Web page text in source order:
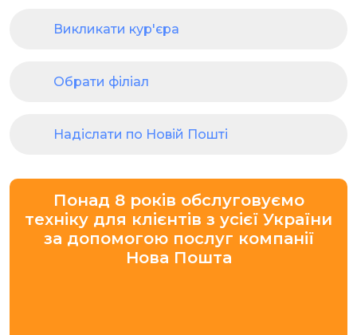
Викликати кур'єра
Обрати філіал
Надіслати по Новій Пошті
Понад 8 років обслуговуємо
техніку для клієнтів з усієї України
за допомогою послуг компанії
Нова Пошта